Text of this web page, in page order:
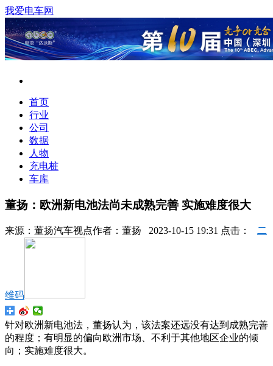
我爱电车网
首页
行业
公司
数据
人物
充电桩
车库
董扬：欧洲新电池法尚未成熟完善 实施难度很大
来源： 董扬汽车视点作者： 董扬 2023-10-15 19:31 点击： 二
维码
针对欧洲新电池法，董扬认为，该法案还远没有达到成熟完善
的程度；有明显的偏向欧洲市场、不利于其他地区企业的倾
向；实施难度很大。